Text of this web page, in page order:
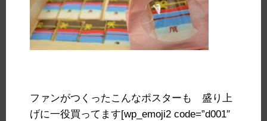
ファンがつくったこんなポスターも 盛り上
げに一役買ってます[wp_emoji2 code=”d001″